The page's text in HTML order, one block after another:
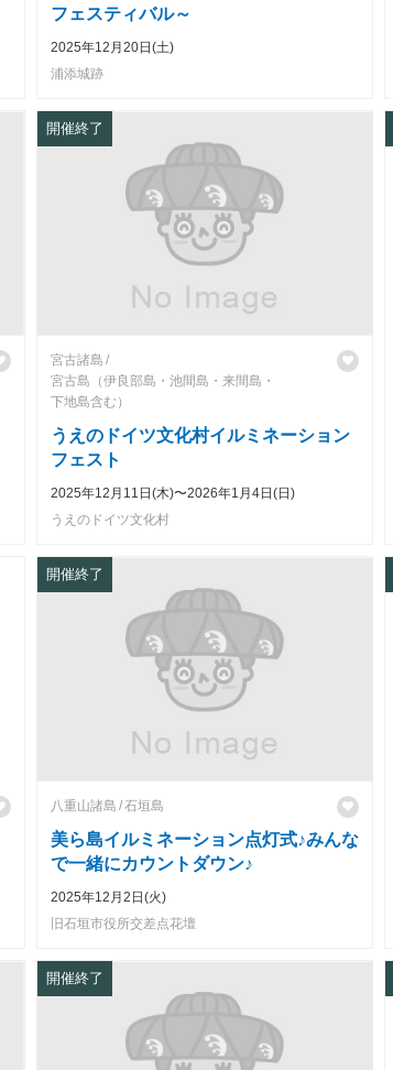
フェスティバル～
2025年12月20日(土)
浦添城跡
開催終了
宮古諸島
宮古島（伊良部島・池間島・来間島・
下地島含む）
うえのドイツ文化村イルミネーション
フェスト
2025年12月11日(木)〜2026年1月4日(日)
うえのドイツ文化村
開催終了
八重山諸島 石垣島
美ら島イルミネーション点灯式♪みんな
で一緒にカウントダウン♪
2025年12月2日(火)
旧石垣市役所交差点花壇
開催終了